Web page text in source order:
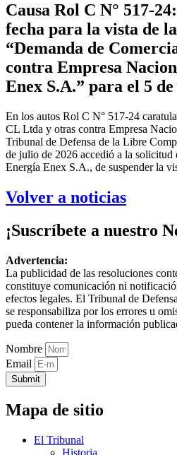
Causa Rol C N° 517-
fecha para la vista de
“Demanda de
contra Empresa
Enex S.A.” para el 5 de
En los autos Rol C N° 517-24
CL Ltda y otras contra Empresa
Tribunal de Defensa de la Libre
de julio de 2026 accedió a la solicitud
Energía Enex S.A., de suspender la
Volver a noticias
¡Suscríbete a nuestro
Advertencia:
La publicidad de las resoluciones
constituye comunicación ni
efectos legales. El Tribunal de
se responsabiliza por los errores u
pueda contener la información
Nombre
Email
Submit
Mapa de sitio
El Tribunal
Historia